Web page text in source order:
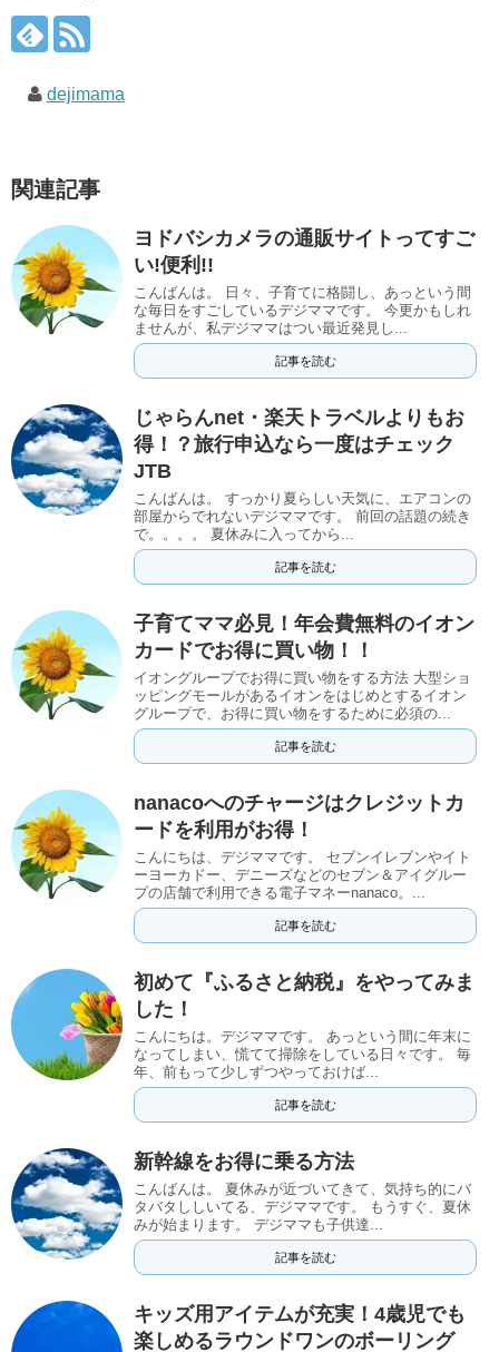
dejimama
関連記事
ヨドバシカメラの通販サイトってすご
い!便利!!
こんばんは。 日々、子育てに格闘し、あっという間
な毎日をすごしているデジママです。 今更かもしれ
ませんが、私デジママはつい最近発見し...
記事を読む
じゃらんnet・楽天トラベルよりもお
得！？旅行申込なら一度はチェック
JTB
こんばんは。 すっかり夏らしい天気に、エアコンの
部屋からでれないデジママです。 前回の話題の続き
で。。。。 夏休みに入ってから...
記事を読む
子育てママ必見！年会費無料のイオン
カードでお得に買い物！！
イオングループでお得に買い物をする方法 大型ショ
ッピングモールがあるイオンをはじめとするイオン
グループで、お得に買い物をするために必須の...
記事を読む
nanacoへのチャージはクレジットカ
ードを利用がお得！
こんにちは、デジママです。 セブンイレブンやイト
ーヨーカドー、デニーズなどのセブン＆アイグルー
プの店舗で利用できる電子マネーnanaco。...
記事を読む
初めて『ふるさと納税』をやってみま
した！
こんにちは。デジママです。 あっという間に年末に
なってしまい、慌てて掃除をしている日々です。 毎
年、前もって少しずつやっておけば...
記事を読む
新幹線をお得に乗る方法
こんばんは。 夏休みが近づいてきて、気持ち的にバ
タバタししいてる、デジママです。 もうすぐ、夏休
みが始まります。 デジママも子供達...
記事を読む
キッズ用アイテムが充実！4歳児でも
楽しめるラウンドワンのボーリング